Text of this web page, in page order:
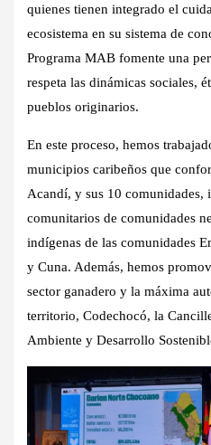
quienes tienen integrado el
ecosistema en su sistema de
Programa MAB fomente una
respeta las dinámicas sociales,
pueblos originarios.
En este proceso, hemos
municipios caribeños que
Acandí, y sus 10 comunidades,
comunitarios de comunidades
indígenas de las comunidades
y Cuna. Además, hemos
sector ganadero y la máxima
territorio, Codechocó, la
Ambiente y Desarrollo